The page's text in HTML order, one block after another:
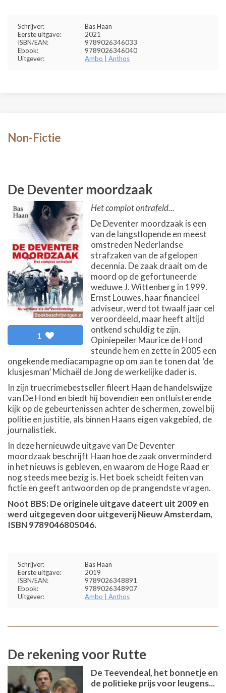
Schrijver:
Bas Haan
Eerste uitgave:
2021
ISBN/EAN:
9789026346033
Ebook:
9789026346040
Uitgever:
Ambo | Anthos
Non-Fictie
De Deventer moordzaak
1
Het complot ontrafeld...
De Deventer moordzaak is een
van de langstlopende en meest
omstreden Nederlandse
strafzaken van de afgelopen
decennia. De zaak draait om de
moord op de gefortuneerde
weduwe J. Wittenberg in 1999.
Ernst Louwes, haar financieel
adviseur, werd tot twaalf jaar cel
veroordeeld, maar heeft altijd
ontkend schuldig te zijn.
Opiniepeiler Maurice de Hond
steunde hem en zette in 2005 een
ongekende mediacampagne op om aan te tonen dat ‘de
klusjesman’ Michaël de Jong de werkelijke dader is.
In zijn truecrimebestseller fileert Haan de handelswijze
van De Hond en biedt hij bovendien een ontluisterende
kijk op de gebeurtenissen achter de schermen, zowel bij
politie en justitie, als binnen Haans eigen vakgebied, de
journalistiek.
In deze hernieuwde uitgave van De Deventer
moordzaak beschrijft Haan hoe de zaak onverminderd
in het nieuws is gebleven, en waarom de Hoge Raad er
nog steeds mee bezig is. Het boek scheidt feiten van
fictie en geeft antwoorden op de prangendste vragen.
Noot BBS: De originele uitgave dateert uit 2009 en
werd uitgegeven door uitgeverij Nieuw Amsterdam,
ISBN 9789046805046.
Schrijver:
Bas Haan
Eerste uitgave:
2019
ISBN/EAN:
9789026348891
Ebook:
9789026348907
Uitgever:
Ambo | Anthos
De rekening voor Rutte
De Teevendeal, het bonnetje en
de politieke prijs voor leugens...